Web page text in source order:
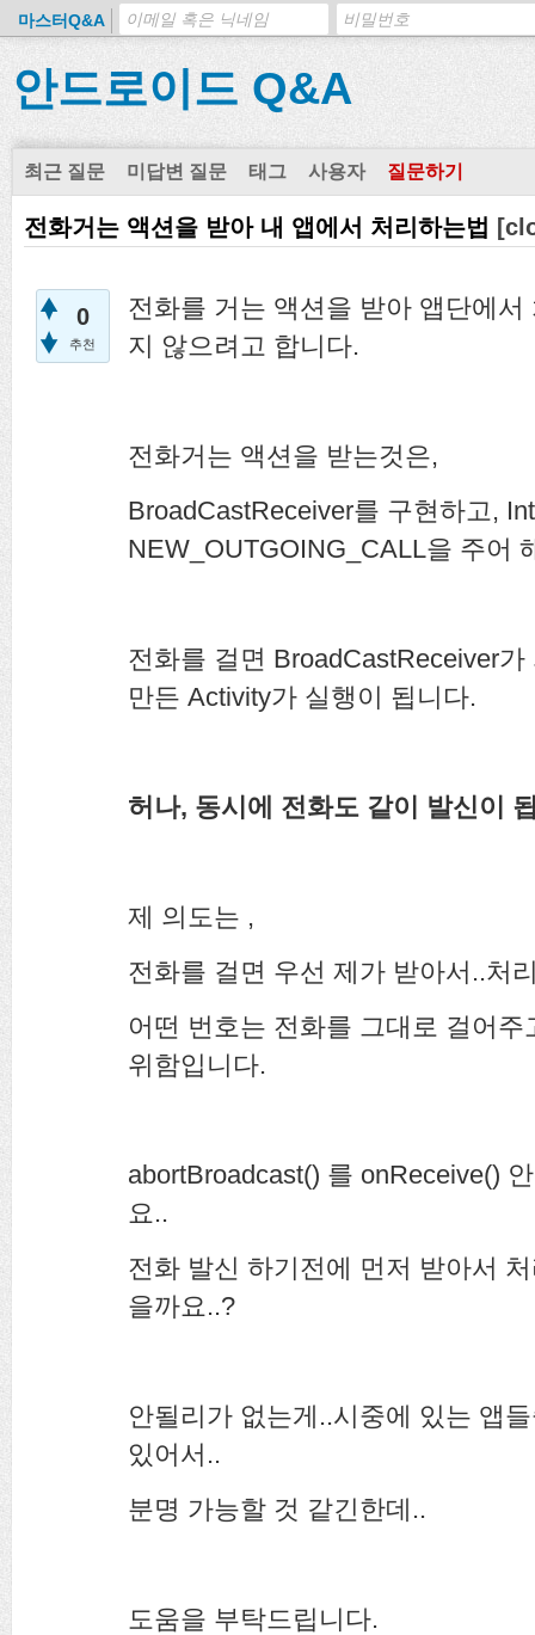
마스터Q&A
안드로이드 Q&A
최근 질문 미답변 질문 태그 사용자 질문하기
전화거는 액션을 받아 내 앱에서 처리하는법
0
추천
전화를 거는 액션을 받아 앱단에
지 않으려고 합니다.
전화거는 액션을 받는것은,
BroadCastReceiver를 구현하고,
NEW_OUTGOING_CALL을 주어
전화를 걸면 BroadCastReceiver
만든 Activity가 실행이 됩니다.
허나, 동시에 전화도 같이 발신이
제 의도는 ,
전화를 걸면 우선 제가 받아서..처
어떤 번호는 전화를 그대로 걸어
위함입니다.
abortBroadcast() 를 onReceive()
요..
전화 발신 하기전에 먼저 받아서
을까요..?
안될리가 없는게..시중에 있는 앱
있어서..
분명 가능할 것 같긴한데..
도움을 부탁드립니다.